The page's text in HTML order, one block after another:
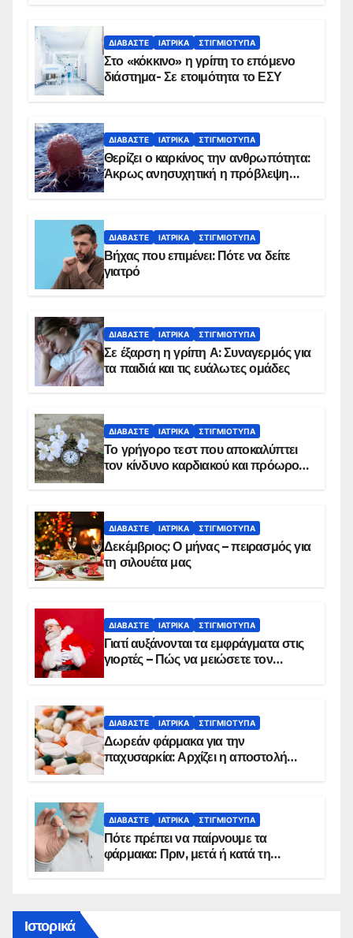
ΔΙΑΒΆΣΤΕ ΙΑΤΡΙΚΆ ΣΤΙΓΜΙΌΤΥΠΑ
Στο «κόκκινο» η γρίπη το επόμενο
διάστημα- Σε ετοιμότητα το ΕΣΥ
ΔΙΑΒΆΣΤΕ ΙΑΤΡΙΚΆ ΣΤΙΓΜΙΌΤΥΠΑ
Θερίζει ο καρκίνος την ανθρωπότητα:
Άκρως ανησυχητική η πρόβλεψη…
ΔΙΑΒΆΣΤΕ ΙΑΤΡΙΚΆ ΣΤΙΓΜΙΌΤΥΠΑ
Βήχας που επιμένει: Πότε να δείτε
γιατρό
ΔΙΑΒΆΣΤΕ ΙΑΤΡΙΚΆ ΣΤΙΓΜΙΌΤΥΠΑ
Σε έξαρση η γρίπη Α: Συναγερμός για
τα παιδιά και τις ευάλωτες ομάδες
ΔΙΑΒΆΣΤΕ ΙΑΤΡΙΚΆ ΣΤΙΓΜΙΌΤΥΠΑ
Το γρήγορο τεστ που αποκαλύπτει
τον κίνδυνο καρδιακού και πρόωρου
ΔΙΑΒΆΣΤΕ ΙΑΤΡΙΚΆ ΣΤΙΓΜΙΌΤΥΠΑ
Δεκέμβριος: Ο μήνας – πειρασμός για
τη σιλουέτα μας
ΔΙΑΒΆΣΤΕ ΙΑΤΡΙΚΆ ΣΤΙΓΜΙΌΤΥΠΑ
Γιατί αυξάνονται τα εμφράγματα στις
γιορτές – Πώς να μειώσετε τον
ΔΙΑΒΆΣΤΕ ΙΑΤΡΙΚΆ ΣΤΙΓΜΙΌΤΥΠΑ
Δωρεάν φάρμακα για την
παχυσαρκία: Αρχίζει η αποστολή
ΔΙΑΒΆΣΤΕ ΙΑΤΡΙΚΆ ΣΤΙΓΜΙΌΤΥΠΑ
Πότε πρέπει να παίρνουμε τα
φάρμακα: Πριν, μετά ή κατά τη
Ιστορικά